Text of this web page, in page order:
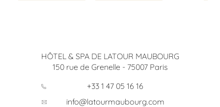
HÔTEL & SPA DE LATOUR MAUBOURG
150 rue de Grenelle - 75007 Paris
+33 1 47 05 16 16
info@latourmaubourg.com